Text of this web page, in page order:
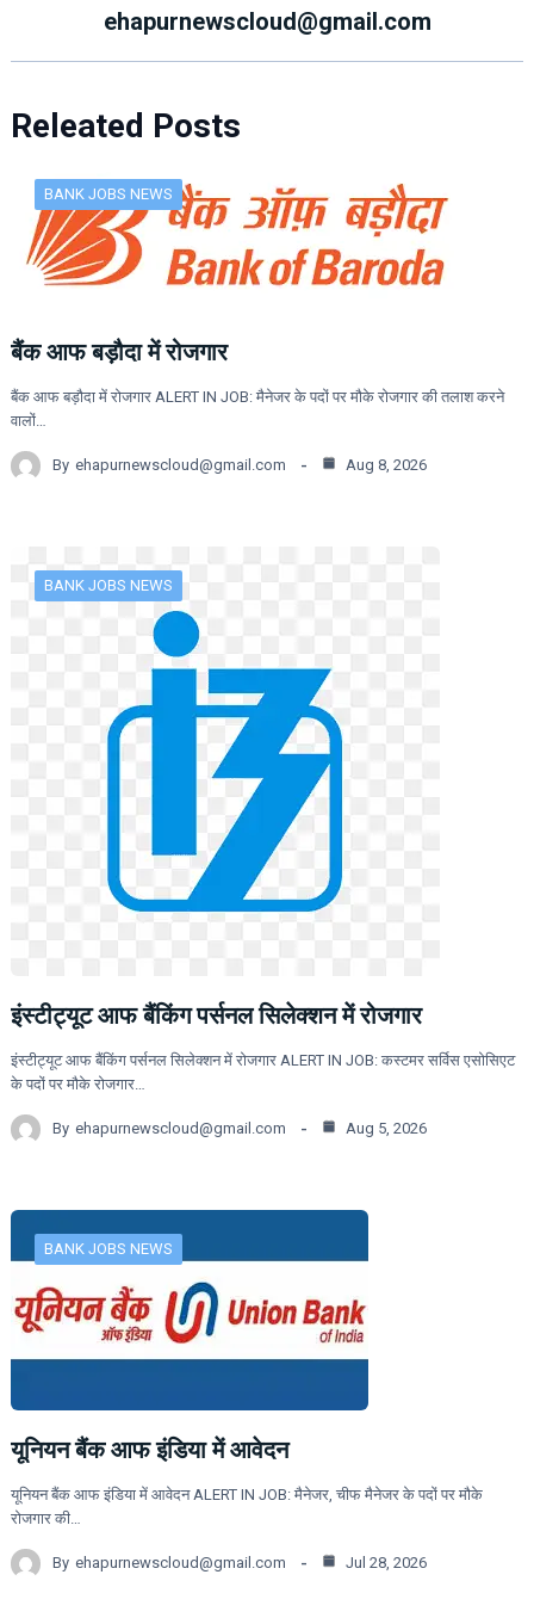
ehapurnewscloud@gmail.com
Releated Posts
BANK JOBS NEWS
बैंक आफ बड़ौदा में रोजगार
बैंक आफ बड़ौदा में रोजगार ALERT IN JOB: मैनेजर के पदों पर मौके रोजगार की तलाश करने
वालों…
By ehapurnewscloud@gmail.com Aug 8, 2026
BANK JOBS NEWS
इंस्टीट्यूट आफ बैंकिंग पर्सनल सिलेक्शन में रोजगार
इंस्टीट्यूट आफ बैंकिंग पर्सनल सिलेक्शन में रोजगार ALERT IN JOB: कस्टमर सर्विस एसोसिएट
के पदों पर मौके रोजगार…
By ehapurnewscloud@gmail.com Aug 5, 2026
BANK JOBS NEWS
यूनियन बैंक आफ इंडिया में आवेदन
यूनियन बैंक आफ इंडिया में आवेदन ALERT IN JOB: मैनेजर, चीफ मैनेजर के पदों पर मौके
रोजगार की…
By ehapurnewscloud@gmail.com Jul 28, 2026